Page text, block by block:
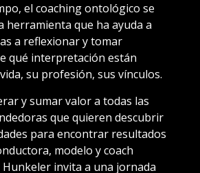
el coaching ontológico se
herramienta que ha ayuda a
a reflexionar y tomar
qué interpretación están
su profesión, sus vínculos.
y sumar valor a todas las
que quieren descubrir
para encontrar resultados
modelo y coach
invita a una jornada